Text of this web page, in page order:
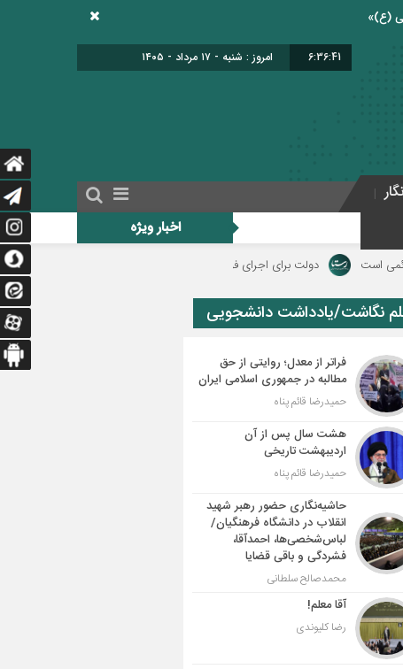
6:36:42 برابر با : 24 - صفر - 1448
اخبار ویژه
دولت برای اجرای فوق‌العاده ویژه فرهنگیان منبع مالی مشخص کند/ فوق‌العاده ویژه
نگاشت/یادداشت دانشجویی
فراتر از معدل؛ روایتی از حق
مطالبه در جمهوری اسلامی ایران
حمیدرضا قائم پناه
هشت سال پس از آن
اردیبهشت تاریخی
حمیدرضا قائم پناه
حاشیه‌نگاری حضور رهبر شهید
انقلاب در دانشگاه فرهنگیان/
لباس‌شخصی‌ها، احمدآقا،
فشردگی و باقی قضایا
محمدصالح سلطانی
آقا معلم!
رضا کلیوندی